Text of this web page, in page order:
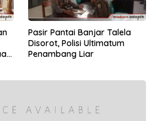
Pasir Pantai Banjar Talela
Disorot, Polisi Ultimatum
Penambang Liar